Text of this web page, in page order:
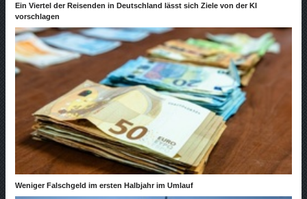
Ein Viertel der Reisenden in Deutschland lässt sich Ziele von der KI
vorschlagen
Weniger Falschgeld im ersten Halbjahr im Umlauf